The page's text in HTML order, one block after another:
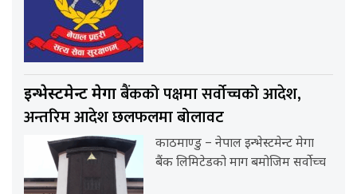
इन्भेस्टमेन्ट मेगाबैंकको पक्षमा सर्वाेच्चको आदेश,
अन्तरिम आदेश छलफलमा बोलावट
काठमाण्डु – नेपाल इन्भेस्टमेन्ट मेगा
बैंक लिमिटेडको माग बमोजिम सर्वोच्च